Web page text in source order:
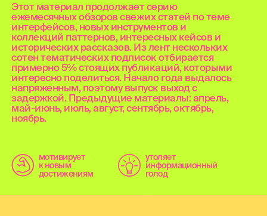
Этот материал продолжает серию
ежемесячных обзоров свежих статей по теме
интерфейсов, новых инструментов и
коллекций паттернов, интересных кейсов и
исторических рассказов. Из лент нескольких
сотен тематических подписок отбирается
примерно 5% стоящих публикаций, которыми
интересно поделиться. Начало года выдалось
напряженным, поэтому выпуск выход с
задержкой. Предыдущие материалы: апрель,
май-июнь, июль, август, сентябрь, октябрь,
ноябрь.
мотивирует
к новым
достижениям
утоляет
информационный
голод